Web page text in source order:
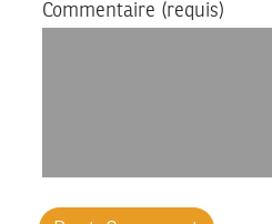
Commentaire (requis)